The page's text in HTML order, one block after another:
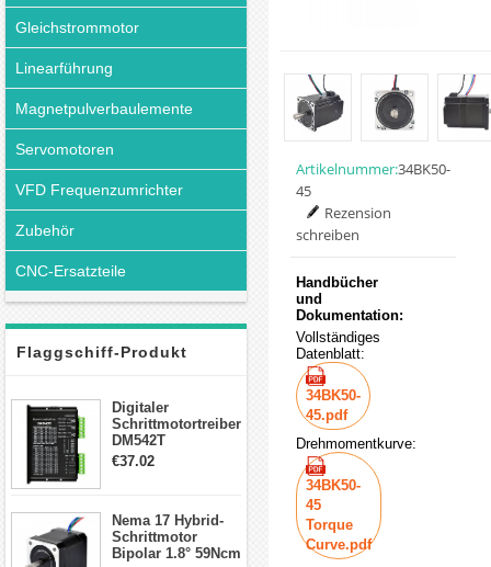
Gleichstrommotor
Linearführung
Magnetpulverbaulemente
Servomotoren
VFD Frequenzumrichter
Zubehör
CNC-Ersatzteile
Flaggschiff-Produkt
Digitaler
Schrittmotortreiber
DM542T
Schrittmotor
Schrittmotor
€37.02
Nema 17 Hybrid-
Schrittmotor
Bipolar 1.8° 59Ncm
Artikelnummer:34BK50-
45
Rezension
schreiben
Handbücher
und
Dokumentation:
Vollständiges
Datenblatt:
34BK50-
45.pdf
Drehmomentkurve:
34BK50-
45
Torque
Curve.pdf